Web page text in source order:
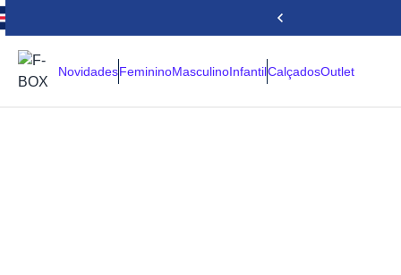
NovidadesFemininoMasculinoInfantilCalçadosOutlet